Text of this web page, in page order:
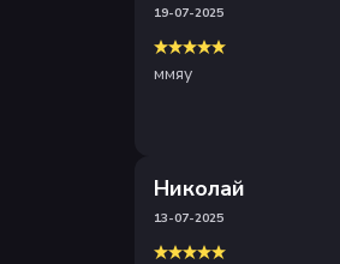
19-07-2025
ммяу
Николай
13-07-2025